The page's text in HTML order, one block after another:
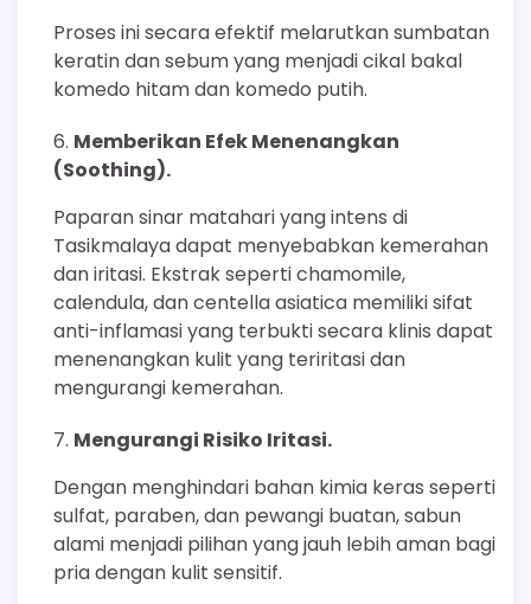
Proses ini secara efektif melarutkan sumbatan
keratin dan sebum yang menjadi cikal bakal
komedo hitam dan komedo putih.
Memberikan Efek Menenangkan
(Soothing).
Paparan sinar matahari yang intens di
Tasikmalaya dapat menyebabkan kemerahan
dan iritasi. Ekstrak seperti chamomile,
calendula, dan centella asiatica memiliki sifat
anti-inflamasi yang terbukti secara klinis dapat
menenangkan kulit yang teriritasi dan
mengurangi kemerahan.
Mengurangi Risiko Iritasi.
Dengan menghindari bahan kimia keras seperti
sulfat, paraben, dan pewangi buatan, sabun
alami menjadi pilihan yang jauh lebih aman bagi
pria dengan kulit sensitif.